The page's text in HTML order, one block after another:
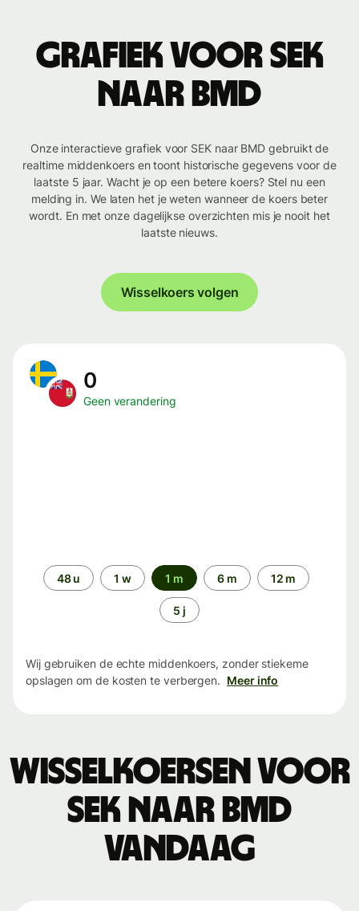
Grafiek voor SEK
naar BMD
Onze interactieve grafiek voor SEK naar BMD gebruikt de
realtime middenkoers en toont historische gegevens voor de
laatste 5 jaar. Wacht je op een betere koers? Stel nu een
melding in. We laten het je weten wanneer de koers beter
wordt. En met onze dagelijkse overzichten mis je nooit het
laatste nieuws.
Wisselkoers volgen
0
Geen verandering
Periode48 u 1 w 1 m 6 m 12 m
5 j
Wij gebruiken de echte middenkoers, zonder stiekeme
opslagen om de kosten te verbergen. Meer info
Wisselkoersen voor
SEK naar BMD
vandaag